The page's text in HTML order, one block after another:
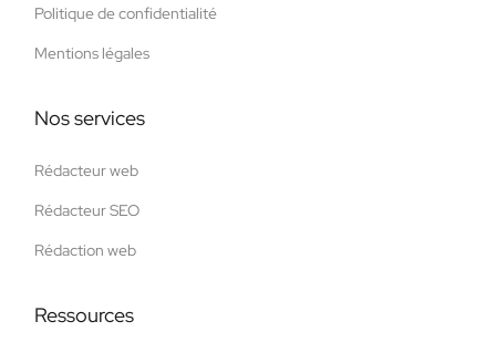
Politique de confidentialité
Mentions légales
Nos services
Rédacteur web
Rédacteur SEO
Rédaction web
Ressources